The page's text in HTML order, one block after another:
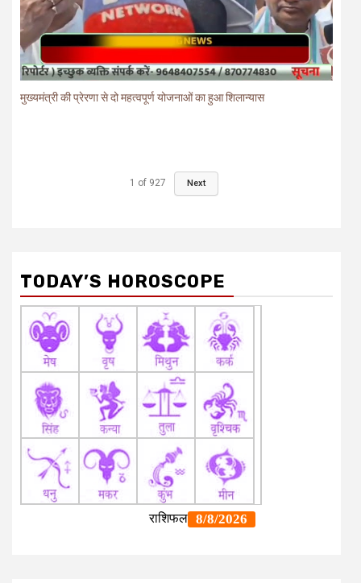
मुख्यमंत्री की प्रेरणा से दो महत्वपूर्ण योजनाओं का हुआ शिलान्यास
1 of 927 Next
TODAY’S HOROSCOPE